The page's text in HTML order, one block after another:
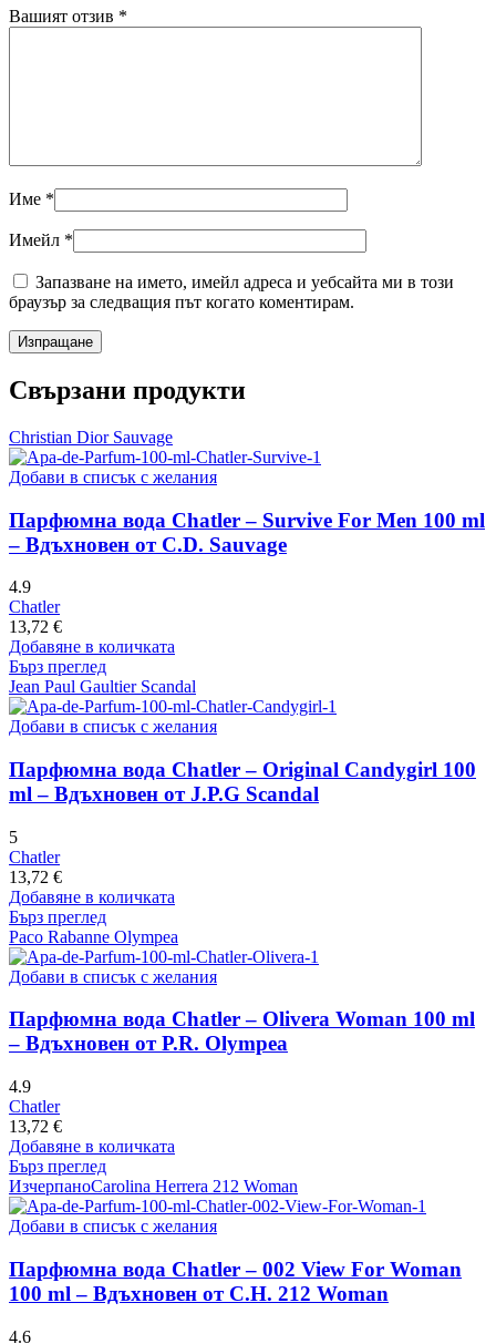
Вашият отзив *
Име *
Имейл *
Запазване на името, имейл адреса и уебсайта ми в този
браузър за следващия път когато коментирам.
Свързани продукти
Christian Dior Sauvage
Добави в списък с желания
Парфюмна вода Chatler – Survive For Men 100 ml
– Вдъхновен от C.D. Sauvage
4.9
Chatler
13,72 €
Добавяне в количката
Бърз преглед
Jean Paul Gaultier Scandal
Добави в списък с желания
Парфюмна вода Chatler – Original Candygirl 100
ml – Вдъхновен от J.P.G Scandal
5
Chatler
13,72 €
Добавяне в количката
Бърз преглед
Paco Rabanne Olympea
Добави в списък с желания
Парфюмна вода Chatler – Olivera Woman 100 ml
– Вдъхновен от P.R. Olympea
4.9
Chatler
13,72 €
Добавяне в количката
Бърз преглед
ИзчерпаноCarolina Herrera 212 Woman
Добави в списък с желания
Парфюмна вода Chatler – 002 View For Woman
100 ml – Вдъхновен от C.H. 212 Woman
4.6